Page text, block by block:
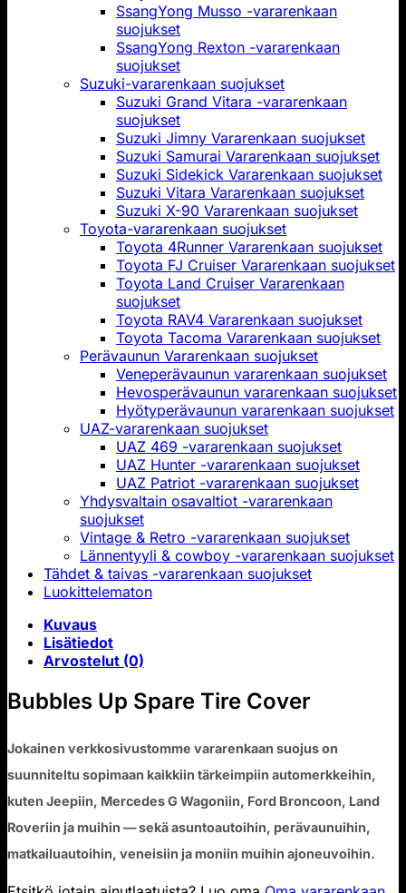
SsangYong Musso -vararenkaan
suojukset
SsangYong Rexton -vararenkaan
suojukset
Suzuki-vararenkaan suojukset
Suzuki Grand Vitara -vararenkaan
suojukset
Suzuki Jimny Vararenkaan suojukset
Suzuki Samurai Vararenkaan suojukset
Suzuki Sidekick Vararenkaan suojukset
Suzuki Vitara Vararenkaan suojukset
Suzuki X-90 Vararenkaan suojukset
Toyota-vararenkaan suojukset
Toyota 4Runner Vararenkaan suojukset
Toyota FJ Cruiser Vararenkaan suojukset
Toyota Land Cruiser Vararenkaan
suojukset
Toyota RAV4 Vararenkaan suojukset
Toyota Tacoma Vararenkaan suojukset
Perävaunun Vararenkaan suojukset
Veneperävaunun vararenkaan suojukset
Hevosperävaunun vararenkaan suojukset
Hyötyperävaunun vararenkaan suojukset
UAZ-vararenkaan suojukset
UAZ 469 -vararenkaan suojukset
UAZ Hunter -vararenkaan suojukset
UAZ Patriot -vararenkaan suojukset
Yhdysvaltain osavaltiot -vararenkaan
suojukset
Vintage & Retro -vararenkaan suojukset
Lännentyyli & cowboy -vararenkaan suojukset
Tähdet & taivas -vararenkaan suojukset
Luokittelematon
Kuvaus
Lisätiedot
Arvostelut (0)
Bubbles Up Spare Tire Cover
Jokainen verkkosivustomme vararenkaan suojus on
suunniteltu sopimaan kaikkiin tärkeimpiin automerkkeihin,
kuten Jeepiin, Mercedes G Wagoniin, Ford Broncoon, Land
Roveriin ja muihin — sekä asuntoautoihin, perävaunuihin,
matkailuautoihin, veneisiin ja moniin muihin ajoneuvoihin.